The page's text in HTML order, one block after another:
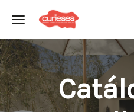
Toggle navigation